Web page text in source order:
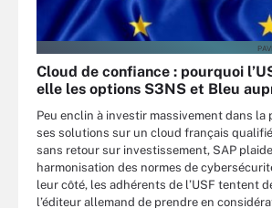
Cloud de confiance : pourquoi
elle les options S3NS et Bleu
Peu enclin à investir massivement dans la
ses solutions sur un cloud français
sans retour sur investissement, SAP
harmonisation des normes de
leur côté, les adhérents de l’USF tentent
l’éditeur allemand de prendre en